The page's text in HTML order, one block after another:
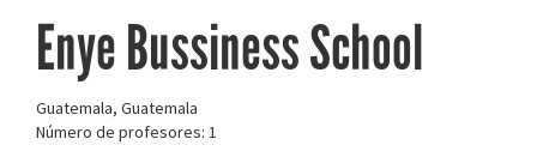
Enye Bussiness School
Guatemala, Guatemala
Número de profesores: 1